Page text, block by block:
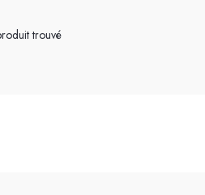
Accessoires
et ciment
trouvé